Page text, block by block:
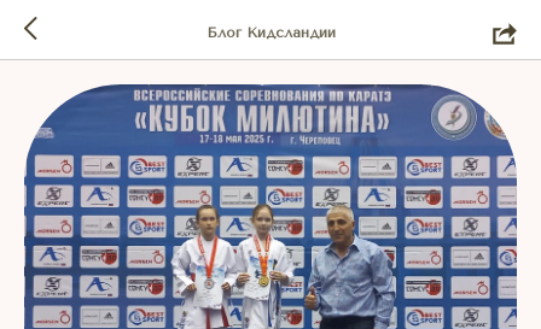
Блог Кидсландии